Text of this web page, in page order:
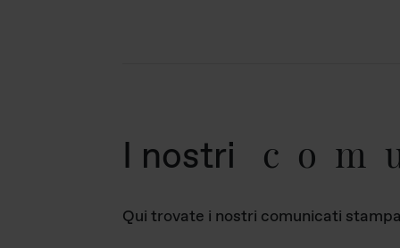
I nostri
Qui trovate i nostri comunicati